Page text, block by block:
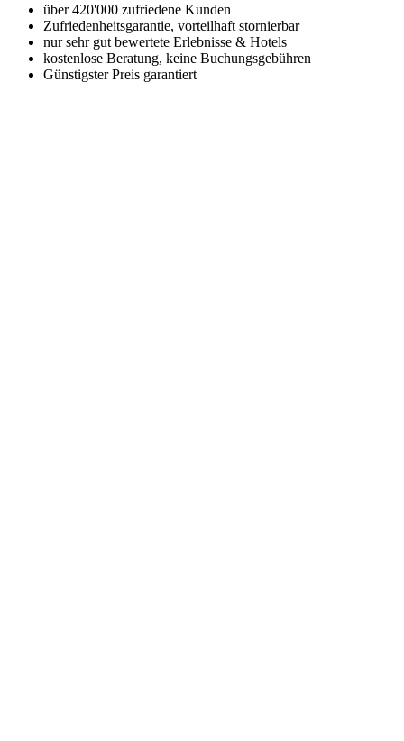
über 420'000 zufriedene Kunden
Zufriedenheitsgarantie, vorteilhaft stornierbar
nur sehr gut bewertete Erlebnisse & Hotels
kostenlose Beratung, keine Buchungsgebühren
Günstigster Preis garantiert